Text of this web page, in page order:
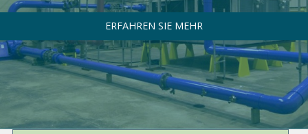
ERFAHREN SIE MEHR